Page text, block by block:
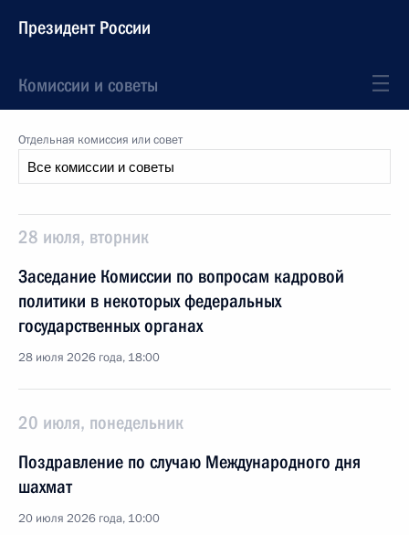
Президент России
Комиссии и советы
Отдельная комиссия или совет
28 июля, вторник
Заседание Комиссии по вопросам кадровой
политики в некоторых федеральных
государственных органах
28 июля 2026 года, 18:00
20 июля, понедельник
Поздравление по случаю Международного дня
шахмат
20 июля 2026 года, 10:00